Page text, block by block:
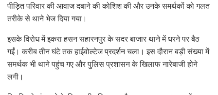
पीड़ित परिवार की आवाज दबाने की कोशिश की और उनके समर्थकों को गलत
तरीके से थाने भेज दिया गया।
इसके विरोध में इकरा हसन सहारनपुर के सदर बाजार थाने में धरने पर बैठ
गईं। करीब तीन घंटे तक हाईवोल्टेज प्रदर्शन चला। इस दौरान बड़ी संख्या में
समर्थक भी थाने पहुंच गए और पुलिस प्रशासन के खिलाफ नारेबाजी होने
लगी।